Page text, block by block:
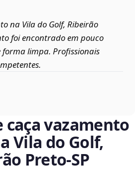
na Vila do Golf, Ribeirão
foi encontrado em pouco
limpa. Profissionais
caça vazamento
Vila do Golf,
Preto‑SP